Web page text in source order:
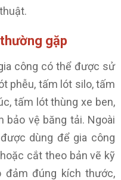
gặp
công có thể được sử
phễu, tấm lót silo, tấm
tấm lót thùng xe ben,
vệ băng tải. Ngoài
dùng để gia công
cắt theo bản vẽ kỹ
đảm đúng kích thước,